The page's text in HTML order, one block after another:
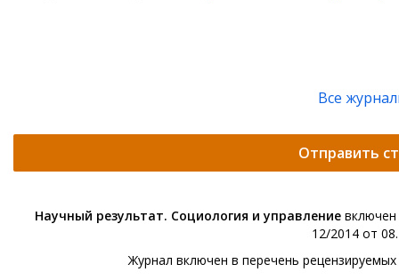
Все
Отправить
Научный результат. Социология и управление
12/2014 от
Журнал включен в перечень